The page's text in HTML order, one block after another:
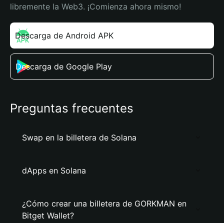
libremente la Web3. ¡Comienza ahora mismo!
Descarga de Android APK
Descarga de Google Play
Preguntas frecuentes
Swap en la billetera de Solana
dApps en Solana
¿Cómo crear una billetera de GORKMAN en
Bitget Wallet?